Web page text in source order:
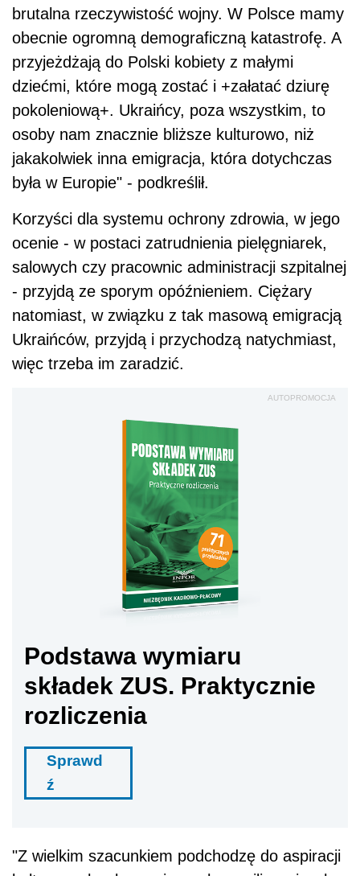
brutalna rzeczywistość wojny. W Polsce mamy
obecnie ogromną demograficzną katastrofę. A
przyjeżdżają do Polski kobiety z małymi
dziećmi, które mogą zostać i +załatać dziurę
pokoleniową+. Ukraińcy, poza wszystkim, to
osoby nam znacznie bliższe kulturowo, niż
jakakolwiek inna emigracja, która dotychczas
była w Europie" - podkreślił.
Korzyści dla systemu ochrony zdrowia, w jego
ocenie - w postaci zatrudnienia pielęgniarek,
salowych czy pracownic administracji szpitalnej
- przyjdą ze sporym opóźnieniem. Ciężary
natomiast, w związku z tak masową emigracją
Ukraińców, przyjdą i przychodzą natychmiast,
więc trzeba im zaradzić.
AUTOPROMOCJA
Podstawa wymiaru
składek ZUS. Praktycznie
rozliczenia
Sprawd
ź
"Z wielkim szacunkiem podchodzę do aspiracji